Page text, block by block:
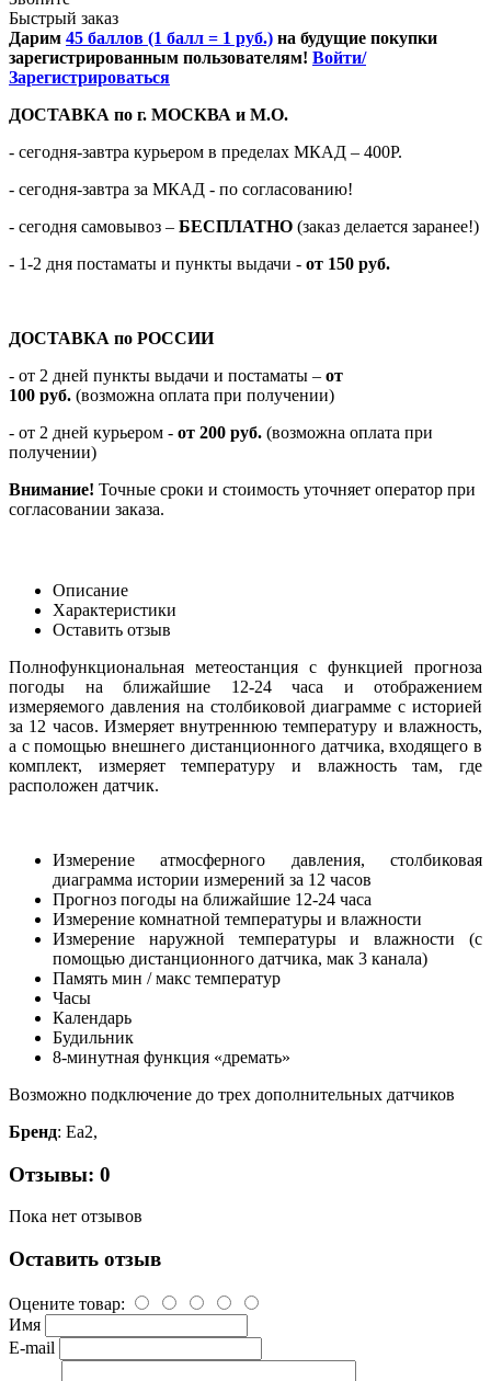
Быстрый заказ
Дарим 45 баллов (1 балл = 1 руб.) на будущие покупки
зарегистрированным пользователям! Войти/
Зарегистрироваться
ДОСТАВКА по г. МОСКВА и М.О.
- сегодня-завтра курьером в пределах МКАД – 400Р.
- сегодня-завтра за МКАД - по согласованию!
- сегодня самовывоз – БЕСПЛАТНО (заказ делается заранее!)
- 1-2 дня постаматы и пункты выдачи - от 150 руб.
ДОСТАВКА по РОССИИ
- от 2 дней пункты выдачи и постаматы – от
100 руб. (возможна оплата при получении)
- от 2 дней курьером - от 200 руб. (возможна оплата при
получении)
Внимание! Точные сроки и стоимость уточняет оператор при
согласовании заказа.
Описание
Характеристики
Оставить отзыв
Полнофункциональная метеостанция с функцией прогноза
погоды на ближайшие 12-24 часа и отображением
измеряемого давления на столбиковой диаграмме с историей
за 12 часов. Измеряет внутреннюю температуру и влажность,
а с помощью внешнего дистанционного датчика, входящего в
комплект, измеряет температуру и влажность там, где
расположен датчик.
Измерение атмосферного давления, столбиковая
диаграмма истории измерений за 12 часов
Прогноз погоды на ближайшие 12-24 часа
Измерение комнатной температуры и влажности
Измерение наружной температуры и влажности (с
помощью дистанционного датчика, мак 3 канала)
Память мин / макс температур
Часы
Календарь
Будильник
8-минутная функция «дремать»
Возможно подключение до трех дополнительных датчиков
Бренд: Ea2,
Отзывы: 0
Пока нет отзывов
Оставить отзыв
Оцените товар:
Имя
E-mail